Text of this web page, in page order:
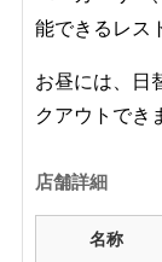
能できるレス
お昼には、日
クアウトでき
店舗詳細
名称